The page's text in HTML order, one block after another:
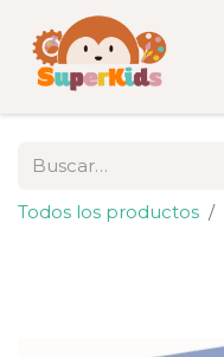
Todos los productos